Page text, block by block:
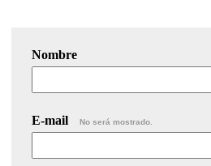
Nombre
E-mail No será mostrado.